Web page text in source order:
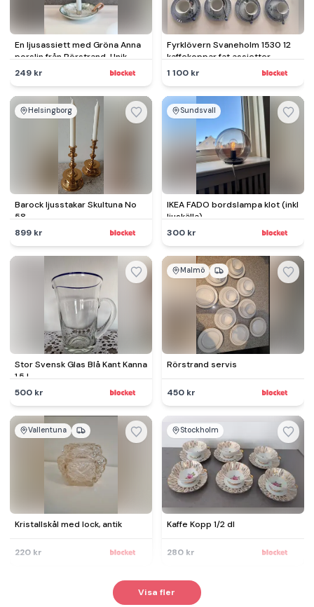
En ljusassiett med Gröna Anna
porslin från Rörstrand. Unik
present!
249 kr
Fyrklövern Svaneholm 1530 12
kaffekoppar fat assietter
skedar
1 100 kr
Helsingborg
Barock ljusstakar Skultuna No
58
899 kr
Sundsvall
IKEA FADO bordslampa klot (inkl
ljuskälla)
300 kr
Stor Svensk Glas Blå Kant Kanna
1,5 L
500 kr
Malmö
Rörstrand servis
450 kr
Vallentuna
Kristallskål med lock, antik
220 kr
Stockholm
Kaffe Kopp 1/2 dl
280 kr
Visa fler